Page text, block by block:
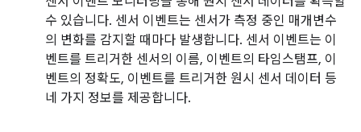
수 있습니다. 센서 이벤트는 센서가 측정 중인 매개변수
의 변화를 감지할 때마다 발생합니다. 센서 이벤트는 이
벤트를 트리거한 센서의 이름, 이벤트의 타임스탬프, 이
벤트의 정확도, 이벤트를 트리거한 원시 센서 데이터 등
네 가지 정보를 제공합니다.